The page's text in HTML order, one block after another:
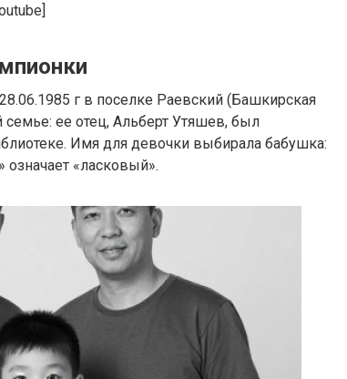
г в поселке Раевский (Башкирская
ее отец, Альберт Утяшев, был
Имя для девочки выбирала бабушка:
означает «ласковый».